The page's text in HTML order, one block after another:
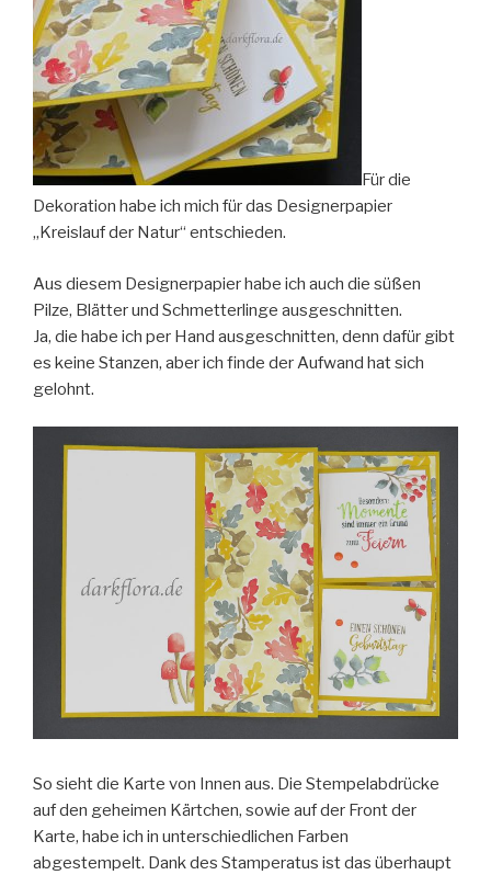
Für die
Dekoration habe ich mich für das Designerpapier
„Kreislauf der Natur“ entschieden.
Aus diesem Designerpapier habe ich auch die süßen
Pilze, Blätter und Schmetterlinge ausgeschnitten.
Ja, die habe ich per Hand ausgeschnitten, denn dafür gibt
es keine Stanzen, aber ich finde der Aufwand hat sich
gelohnt.
So sieht die Karte von Innen aus. Die Stempelabdrücke
auf den geheimen Kärtchen, sowie auf der Front der
Karte, habe ich in unterschiedlichen Farben
abgestempelt. Dank des Stamperatus ist das überhaupt